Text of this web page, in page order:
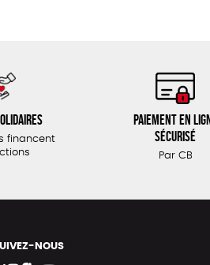
financent
Paiement en
sécurisé
Par CB
NOUS